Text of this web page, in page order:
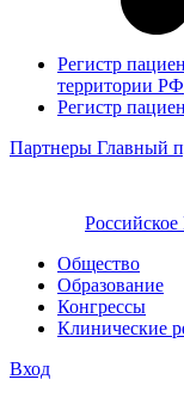
Регистр
территории РФ
Регистр
Партнеры Главный
Общество
Образование
Конгрессы
Клинические
Вход